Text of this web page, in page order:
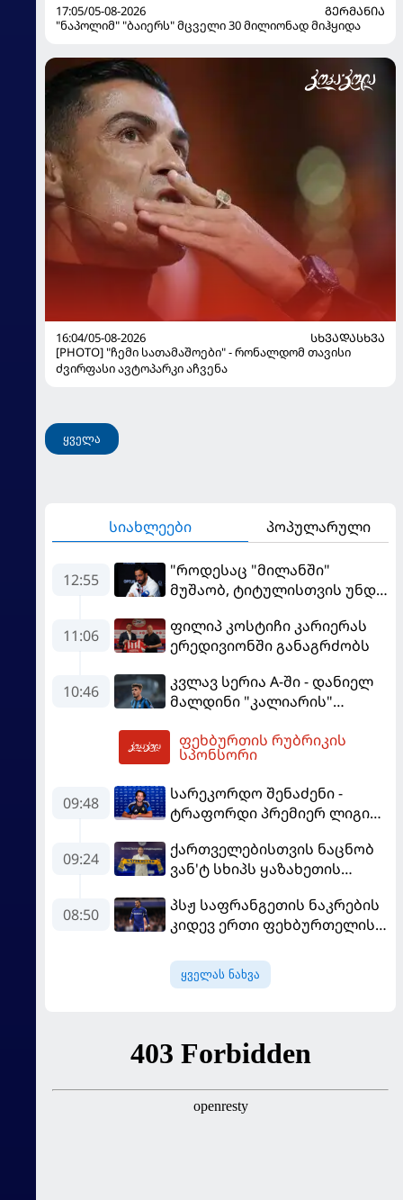
17:05/05-08-2026
ᲒᲔᲠᲛᲐᲜᲘᲐ
"ნაპოლიმ" "ბაიერს" მცველი 30 მილიონად მიჰყიდა
16:04/05-08-2026
ᲡᲮᲕᲐᲓᲐᲡᲮᲕᲐ
[PHOTO] "ჩემი სათამაშოები" - რონალდომ თავისი
ძვირფასი ავტოპარკი აჩვენა
ყველა
სიახლეები პოპულარული
12:55
"როდესაც "მილანში"
მუშაობ, ტიტულისთვის უნდა
"როსონერის" ფანები
დააიმედა
11:06
ფილიპ კოსტიჩი კარიერას
ერედივიონში განაგრძობს
10:46
კვლავ სერია A-ში - დანიელ
მალდინი "კალიარის"
ფეხბურთის რუბრიკის
სპონსორი
09:48
სარეკორდო შენაძენი -
ტრაფორდი პრემიერ ლიგის
09:24
ქართველებისთვის ნაცნობ
ვან'ტ სხიპს ყაზახეთის
08:50
პსჟ საფრანგეთის ნაკრების
კიდევ ერთი ფეხბურთელის
ყველას ნახვა